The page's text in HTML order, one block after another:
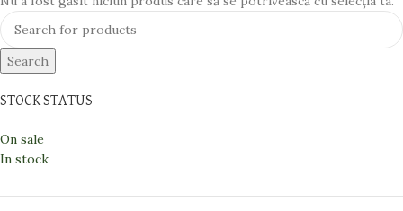
STOCK STATUS
On sale
In stock
Search